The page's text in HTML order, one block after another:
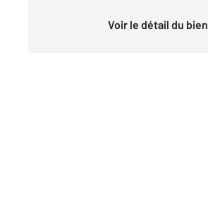
Voir le détail du bien